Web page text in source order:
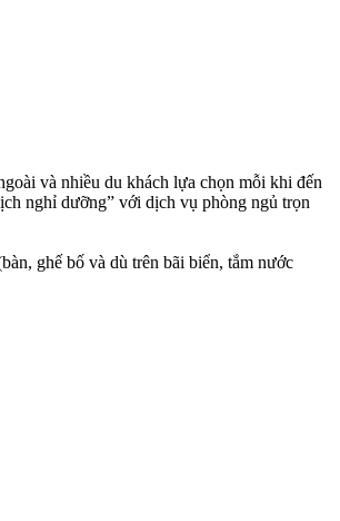
và nhiều du khách lựa chọn mỗi khi đến
nghỉ dưỡng” với dịch vụ phòng ngủ trọn
ghế bố và dù trên bãi biển, tắm nước